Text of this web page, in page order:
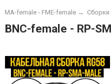
SMA-female - FME-female → Сборки
BNC-female - RP-